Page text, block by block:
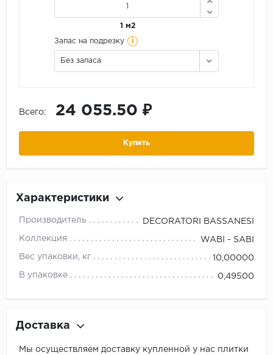
1 м2
Запас на подрезку i
Без запаса
Всего: 24 055.50 ₽
Купить
Характеристики
Производитель DECORATORI BASSANESI
Коллекция WABI - SABI
Вес упаковки, кг 10,00000
В упаковке 0,49500
Доставка
Мы осуществляем доставку купленной у нас плитки